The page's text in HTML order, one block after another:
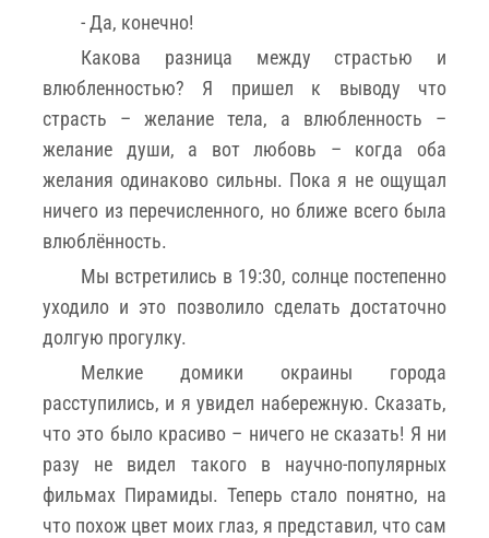
- Да, конечно!
Какова разница между страстью и
влюбленностью? Я пришел к выводу что
страсть – желание тела, а влюбленность –
желание души, а вот любовь – когда оба
желания одинаково сильны. Пока я не ощущал
ничего из перечисленного, но ближе всего была
влюблённость.
Мы встретились в 19:30, солнце постепенно
уходило и это позволило сделать достаточно
долгую прогулку.
Мелкие домики окраины города
расступились, и я увидел набережную. Сказать,
что это было красиво – ничего не сказать! Я ни
разу не видел такого в научно-популярных
фильмах Пирамиды. Теперь стало понятно, на
что похож цвет моих глаз, я представил, что сам